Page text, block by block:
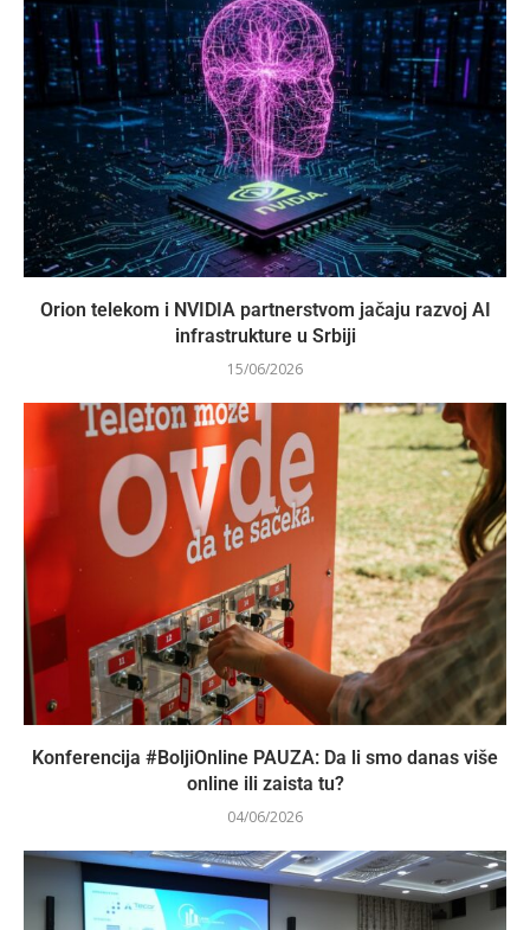
Orion telekom i NVIDIA partnerstvom jačaju razvoj AI
infrastrukture u Srbiji
15/06/2026
Konferencija #BoljiOnline PAUZA: Da li smo danas više
online ili zaista tu?
04/06/2026